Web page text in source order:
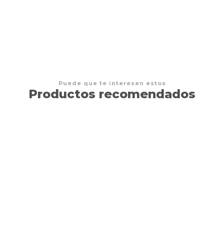
Puede que te interesen estos
Productos recomendados